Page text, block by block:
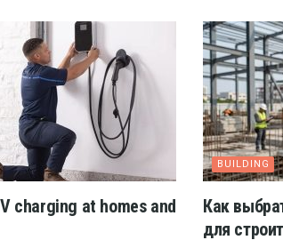
charging at homes and
BUILDING
Как
для